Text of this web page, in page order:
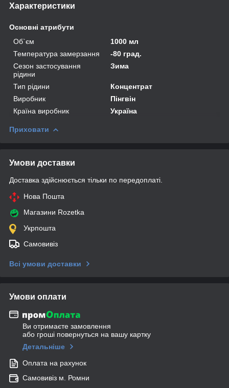
Характеристики
Основні атрибути
Об`єм
1000 мл
Температура замерзання
-80 град.
Сезон застосування
рідини
Зима
Тип рідини
Концентрат
Виробник
Пінгвін
Країна виробник
Україна
Приховати
Умови доставки
Доставка здійснюється тільки по передоплаті.
Нова Пошта
Магазини Rozetka
Укрпошта
Самовивіз
Всі умови доставки
Умови оплати
Ви отримаєте замовлення
або гроші повернуться на вашу картку
Детальніше
Оплата на рахунок
Самовивіз м. Ромни